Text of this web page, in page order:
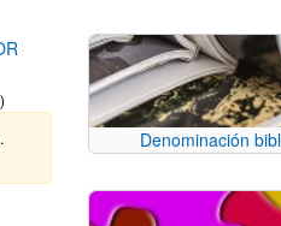
Denominación